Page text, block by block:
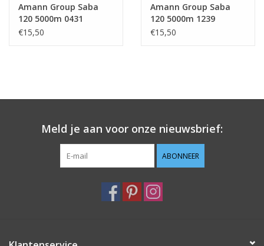
Amann Group Saba
120 5000m 0431
€15,50
Amann Group Saba
120 5000m 1239
€15,50
Meld je aan voor onze nieuwsbrief:
ABONNEER